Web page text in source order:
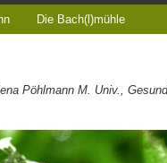
Die Bach(l)mühle
Pöhlmann M. Univ.,